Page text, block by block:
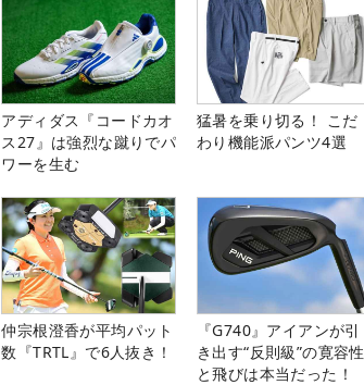
アディダス『コードカオ
ス27』は強烈な蹴りでパ
ワーを生む
猛暑を乗り切る！ こだ
わり機能派パンツ4選
仲宗根澄香が平均パット
数『TRTL』で6人抜き！
『G740』アイアンが引
き出す“反則級”の寛容性
と飛びは本当だった！